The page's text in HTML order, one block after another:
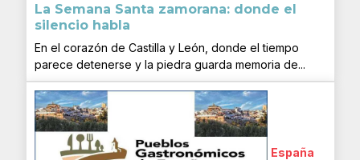
La Semana Santa zamorana: donde el
silencio habla
En el corazón de Castilla y León, donde el tiempo
parece detenerse y la piedra guarda memoria de...
España